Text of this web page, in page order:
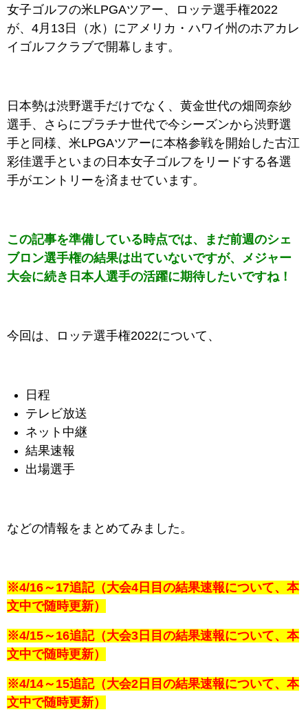
女子ゴルフの米LPGAツアー、ロッテ選手権2022
が、4月13日（水）にアメリカ・ハワイ州のホアカレ
イゴルフクラブで開幕します。
日本勢は渋野選手だけでなく、黄金世代の畑岡奈紗
選手、さらにプラチナ世代で今シーズンから渋野選
手と同様、米LPGAツアーに本格参戦を開始した古江
彩佳選手といまの日本女子ゴルフをリードする各選
手がエントリーを済ませています。
この記事を準備している時点では、まだ前週のシェ
ブロン選手権の結果は出ていないですが、メジャー
大会に続き日本人選手の活躍に期待したいですね！
今回は、ロッテ選手権2022について、
日程
テレビ放送
ネット中継
結果速報
出場選手
などの情報をまとめてみました。
※4/16～17追記（大会4日目の結果速報について、本
文中で随時更新）
※4/15～16追記（大会3日目の結果速報について、本
文中で随時更新）
※4/14～15追記（大会2日目の結果速報について、本
文中で随時更新）